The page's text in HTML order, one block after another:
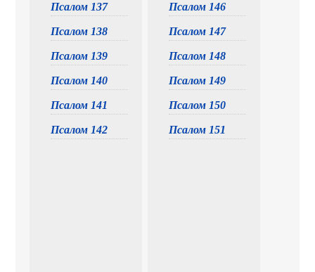
Псалом 137
Псалом 138
Псалом 139
Псалом 140
Псалом 141
Псалом 142
Псалом 146
Псалом 147
Псалом 148
Псалом 149
Псалом 150
Псалом 151